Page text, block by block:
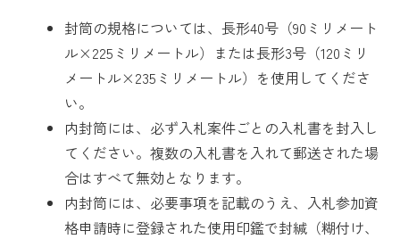
封筒の規格については、長形40号（90ミリメート
ル×225ミリメートル）または長形3号（120ミリ
メートル×235ミリメートル）を使用してくださ
い。
内封筒には、必ず入札案件ごとの入札書を封入し
てください。複数の入札書を入れて郵送された場
合はすべて無効となります。
内封筒には、必要事項を記載のうえ、入札参加資
格申請時に登録された使用印鑑で封緘（糊付け、